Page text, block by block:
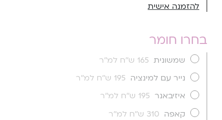
להזמנה אישית
בחרו חומר
שמשונית 165 ש''ח למ''ר
נייר עם למינציה 195 ש''ח למ''ר
איזיבאנר 195 ש''ח למ''ר
קאפה 310 ש''ח למ''ר